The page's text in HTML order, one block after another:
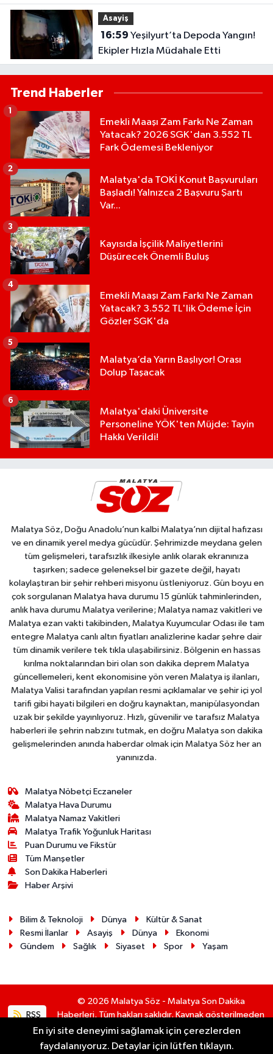
Buluyor
Asayiş
16:59
Ekipler Hızla Müdahale Etti
Trend Haberler
Emekli Maaşı Zam Farkı Ne Zaman
Yatacak? 2026 SGK'dan 3.552 TL
Fark Ödemesi Bekleniyor
1
Malatya'da TOKİ Konut Başvuruları
Başladı! Yalnızca 2 Başvuru Şartı
Var...
2
Kayısıda İşçilik Maliyetlerini
Düşürecek Önemli Buluş
3
Emekli Maaşı Zam Farkı Ne Zaman
Yatacak? 3.552 TL'lik Ödeme İçin
Gözler SGK'da
4
Malatya’da Yarın Başlıyor! Orası
Dolup Taşacak
5
Malatya'daki Üniversite
Personeline YÖK'ten Müjde: Tayin
Hakkı Verildi!
6
Malatya Söz, Doğu Anadolu’nun kalbi Malatya’nın dijital hafızası
ve en dinamik yerel medya gücüdür. Şehrimizde meydana gelen
tüm gelişmeleri, tarafsızlık ilkesiyle anlık olarak ekranınıza
taşırken; sadece geleneksel bir gazete değil, hayatı
kolaylaştıran bir şehir rehberi misyonu üstleniyoruz. Gün boyu en
çok sorgulanan Malatya hava durumu 15 günlük tahminlerinden,
anlık hava durumu Malatya verilerine; Malatya namaz vakitleri ve
Malatya ezan vakti takibinden, Malatya Kuyumcular Odası ile tam
entegre Malatya canlı altın fiyatları analizlerine kadar şehre dair
tüm dinamik verilere tek tıkla ulaşabilirsiniz. Bölgenin en hassas
kırılma noktalarından biri olan son dakika deprem Malatya
güncellemeleri, kent ekonomisine yön veren Malatya iş ilanları,
Malatya Valisi tarafından yapılan resmi açıklamalar ve şehir içi yol
tarifi gibi hayati bilgileri en doğru kaynaktan, manipülasyondan
uzak bir şekilde yayınlıyoruz. Hızlı, güvenilir ve tarafsız Malatya
haberleri ile şehrin nabzını tutmak, en doğru Malatya son dakika
gelişmelerinden anında haberdar olmak için Malatya Söz her an
yanınızda.
Malatya Nöbetçi Eczaneler
Malatya Hava Durumu
Malatya Namaz Vakitleri
Malatya Trafik Yoğunluk Haritası
Puan Durumu ve Fikstür
Tüm Manşetler
Son Dakika Haberleri
Haber Arşivi
Bilim & Teknoloji Dünya
Kültür & Sanat
Resmi İlanlar
Asayiş Dünya
Ekonomi
Gündem
Sağlık Siyaset Spor Yaşam
RSS
© 2026 Malatya Söz - Malatya Son Dakika
Haberleri. Tüm hakları saklıdır. Kaynak gösterilmeden
alıntı yapılamaz.
En iyi site deneyimi sağlamak için çerezlerden
faydalanıyoruz. Detaylar için lütfen tıklayın.